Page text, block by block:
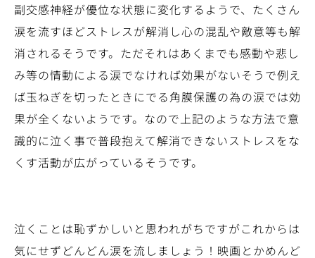
副交感神経が優位な状態に変化するようで、たくさん
涙を流すほどストレスが解消し心の混乱や敵意等も解
消されるそうです。ただそれはあくまでも感動や悲し
み等の情動による涙でなければ効果がないそうで例え
ば玉ねぎを切ったときにでる角膜保護の為の涙では効
果が全くないようです。なので上記のような方法で意
識的に泣く事で普段抱えて解消できないストレスをな
くす活動が広がっているそうです。
泣くことは恥ずかしいと思われがちですがこれからは
気にせずどんどん涙を流しましょう！映画とかめんど